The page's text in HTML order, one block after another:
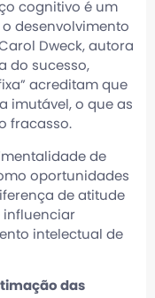
cognitivo é um
desenvolvimento
Dweck, autora
do sucesso,
acreditam que
imutável, o que as
fracasso.
de
oportunidades
de atitude
influenciar
intelectual de
das